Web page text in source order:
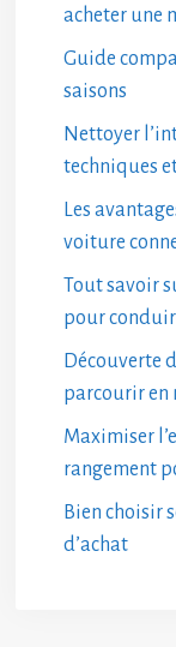
acheter une
Guide
saisons
Nettoyer
techniques
Les
voiture
Tout savoir
pour
Découverte
parcourir en
Maximiser
rangement
Bien choisir
d’achat